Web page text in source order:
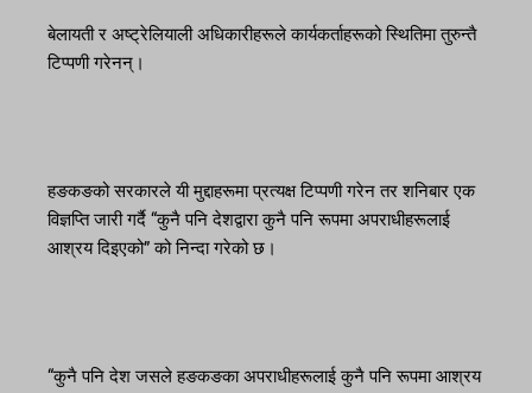
बेलायती र अष्ट्रेलियाली अधिकारीहरूले कार्यकर्ताहरूको स्थितिमा तुरुन्तै
टिप्पणी गरेनन्।
हङकङको सरकारले यी मुद्दाहरूमा प्रत्यक्ष टिप्पणी गरेन तर शनिबार एक
विज्ञप्ति जारी गर्दै “कुनै पनि देशद्वारा कुनै पनि रूपमा अपराधीहरूलाई
आश्रय दिइएको” को निन्दा गरेको छ।
“कुनै पनि देश जसले हङकङका अपराधीहरूलाई कुनै पनि रूपमा आश्रय